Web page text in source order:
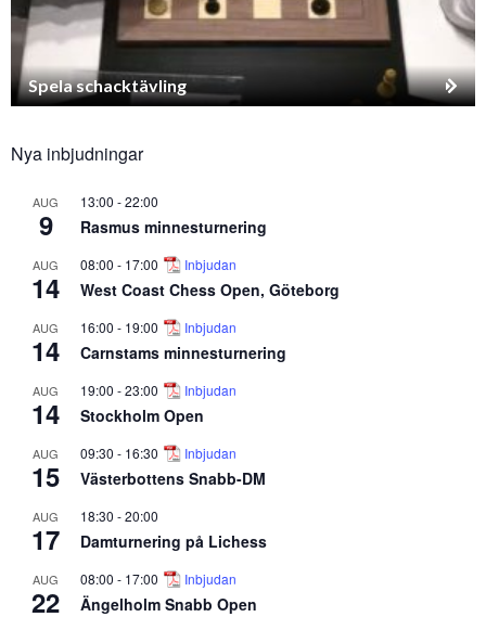
Spela schacktävling
Nya inbjudningar
AUG
9
13:00 -22:00
Rasmus minnesturnering
AUG
14
08:00 - 17:00 Inbjudan
West Coast Chess Open, Göteborg
AUG
14
16:00 - 19:00 Inbjudan
Carnstams minnesturnering
AUG
14
19:00 -23:00 Inbjudan
Stockholm Open
AUG
15
09:30 - 16:30 Inbjudan
Västerbottens Snabb-DM
AUG
17
18:30 -20:00
Damturnering på Lichess
AUG
22
08:00 - 17:00 Inbjudan
Ängelholm Snabb Open